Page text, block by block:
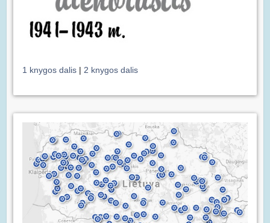
1 knygos dalis | 2 knygos dalis